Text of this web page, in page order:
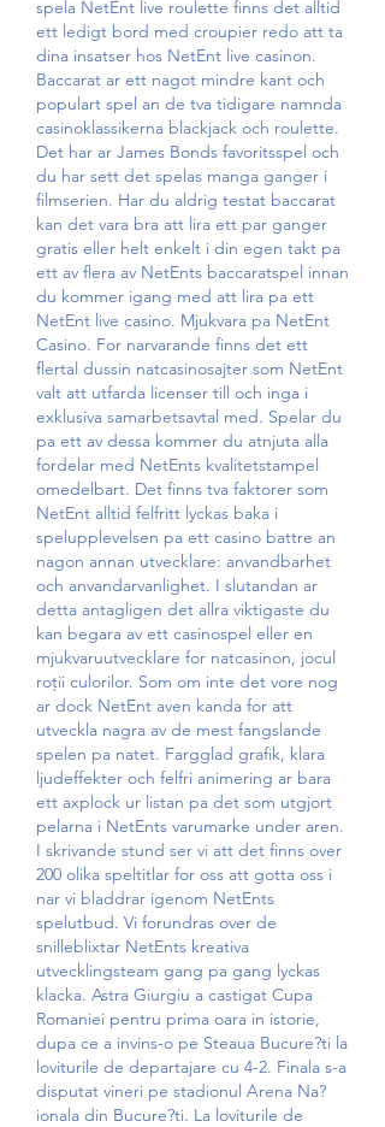
spela NetEnt live roulette finns det alltid
ett ledigt bord med croupier redo att ta
dina insatser hos NetEnt live casinon.
Baccarat ar ett nagot mindre kant och
populart spel an de tva tidigare namnda
casinoklassikerna blackjack och roulette.
Det har ar James Bonds favoritsspel och
du har sett det spelas manga ganger i
filmserien. Har du aldrig testat baccarat
kan det vara bra att lira ett par ganger
gratis eller helt enkelt i din egen takt pa
ett av flera av NetEnts baccaratspel innan
du kommer igang med att lira pa ett
NetEnt live casino. Mjukvara pa NetEnt
Casino. For narvarande finns det ett
flertal dussin natcasinosajter som NetEnt
valt att utfarda licenser till och inga i
exklusiva samarbetsavtal med. Spelar du
pa ett av dessa kommer du atnjuta alla
fordelar med NetEnts kvalitetstampel
omedelbart. Det finns tva faktorer som
NetEnt alltid felfritt lyckas baka i
spelupplevelsen pa ett casino battre an
nagon annan utvecklare: anvandbarhet
och anvandarvanlighet. I slutandan ar
detta antagligen det allra viktigaste du
kan begara av ett casinospel eller en
mjukvaruutvecklare for natcasinon, jocul
roții culorilor. Som om inte det vore nog
ar dock NetEnt aven kanda for att
utveckla nagra av de mest fangslande
spelen pa natet. Fargglad grafik, klara
ljudeffekter och felfri animering ar bara
ett axplock ur listan pa det som utgjort
pelarna i NetEnts varumarke under aren.
I skrivande stund ser vi att det finns over
200 olika speltitlar for oss att gotta oss i
nar vi bladdrar igenom NetEnts
spelutbud. Vi forundras over de
snilleblixtar NetEnts kreativa
utvecklingsteam gang pa gang lyckas
klacka. Astra Giurgiu a castigat Cupa
Romaniei pentru prima oara in istorie,
dupa ce a invins-o pe Steaua Bucure?ti la
loviturile de departajare cu 4-2. Finala s-a
disputat vineri pe stadionul Arena Na?
ionala din Bucure?ti. La loviturile de